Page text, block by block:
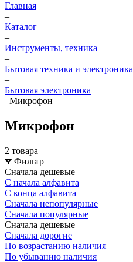
Главная
–
Каталог
–
Инструменты, техника
–
Бытовая техника и электроника
–
Бытовая электроника
–Микрофон
Микрофон
2 товара
Фильтр
Сначала дешевые
С начала алфавита
С конца алфавита
Сначала непопулярные
Сначала популярные
Сначала дешевые
Сначала дорогие
По возрастанию наличия
По убыванию наличия